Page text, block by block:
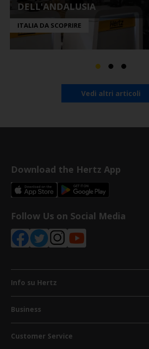
DELL'ANDALUSIA
ITALIA DA SCOPRIRE
Vedi altri articoli
Download the Hertz App
Follow Us on Social Media
Info su Hertz
Business
Customer Service